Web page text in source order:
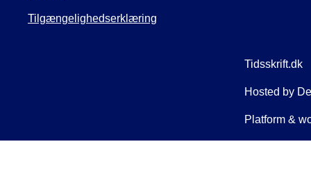
Tilgængelighedserklæring